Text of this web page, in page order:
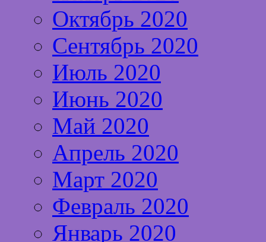
Октябрь 2020
Сентябрь 2020
Июль 2020
Июнь 2020
Май 2020
Апрель 2020
Март 2020
Февраль 2020
Январь 2020